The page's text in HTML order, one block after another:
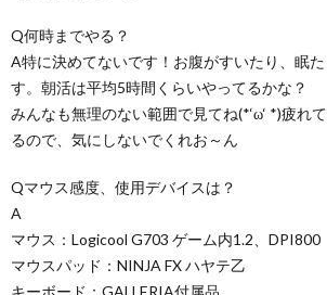
Q何時までやる？
A特に決めてないです！お腹がすいたり、眠
す。朝活は平均5時間くらいやってるかな？
みんなも無理のない範囲で見てね(*‘ω‘ *)疲れ
るので、気にしないでくれお～ん
Qマウス感度、使用デバイスは？
A
マウス：Logicool G703 ゲーム内1.2、DPI800
マウスパッド：NINJA FX ハヤテ乙
キーボード：GALLERIA付属品